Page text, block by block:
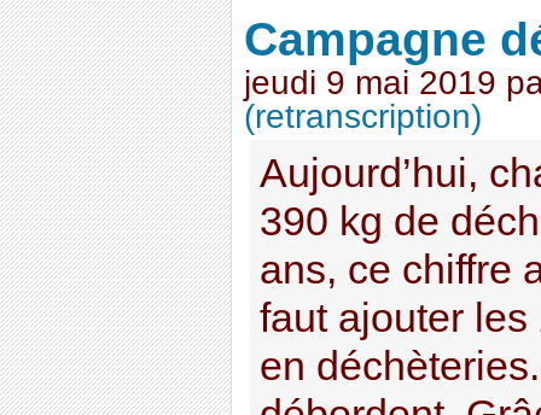
Campagne
jeudi 9 mai 2019
(retranscription)
Aujourd’hui,
390 kg de
ans, ce chiffre
faut ajouter
en